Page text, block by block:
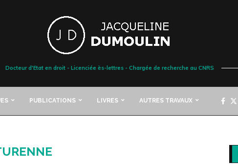
Docteur d'Etat en droit - Licenciée ès-lettres - Chargée de recherche au CNRS
PUBLICATIONS LIVRES AUTRES TRAVAUX